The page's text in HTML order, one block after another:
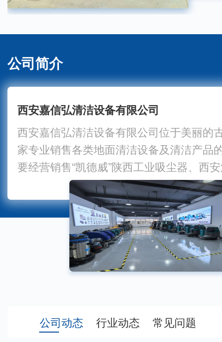
公司简介
西安嘉信弘清洁设备有限公司
西安嘉信弘清洁设备有限公司位于美丽的
家专业销售各类地面清洁设备及清洁产品
要经营销售“凯德威”陕西工业吸尘器、西
吸尘器、西安扫地机、陕西手推式洗地机
机,西安地面清洗机，高压水枪等清洁设备
于工厂企业、酒店、医院、码头港口、石
公司动态 行业动态 常见问题